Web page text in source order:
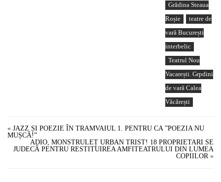
Grădina Steaua
Roșie
teatre de
vară București
interbelic
Teatrul Nou
Vacarești. Grpdini
de vară Calea
Văcărești
« JAZZ ȘI POEZIE ÎN TRAMVAIUL 1. PENTRU CA ”POEZIA NU
MUȘCĂ!”
ADIO, MONSTRULEȚ URBAN TRIST! 18 PROPRIETARI SE
JUDECĂ PENTRU RESTITUIREA AMFITEATRULUI DIN LUMEA
COPIILOR »